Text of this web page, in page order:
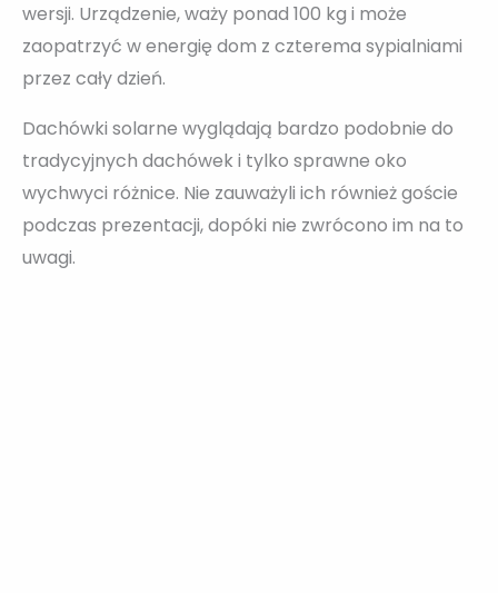
wersji. Urządzenie, waży ponad 100 kg i może
zaopatrzyć w energię dom z czterema sypialniami
przez cały dzień.
Dachówki solarne wyglądają bardzo podobnie do
tradycyjnych dachówek i tylko sprawne oko
wychwyci różnice. Nie zauważyli ich również goście
podczas prezentacji, dopóki nie zwrócono im na to
uwagi.